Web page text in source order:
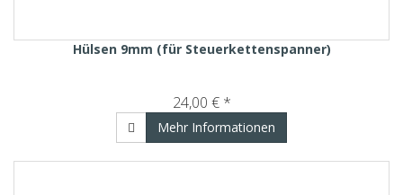
Hülsen 9mm (für Steuerkettenspanner)
24,00 € *
Mehr Informationen